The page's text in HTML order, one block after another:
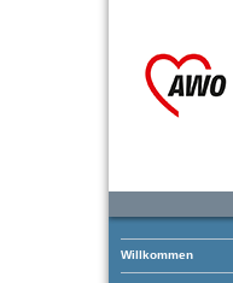
Willkommen